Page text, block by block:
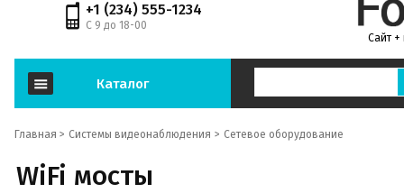
+1 (234) 555-1234
С 9 до 18-00
Сайт +
Каталог
Главная > Системы видеонаблюдения Сетевое оборудование
WiFi мосты